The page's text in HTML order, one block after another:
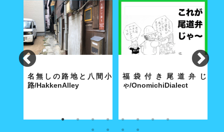
名無しの路地と八間小
路/HakkenAlley
奥深い路地の真ん中に大きな空
福袋付き尾道弁じ
ゃ/OnomichiDialect
経済合理性が優先する現代社会